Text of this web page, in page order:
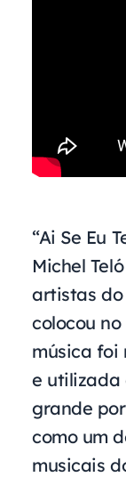
“Ai Se Eu
Michel
artistas do
colocou
música foi
e utilizada
grande
como um
musicais